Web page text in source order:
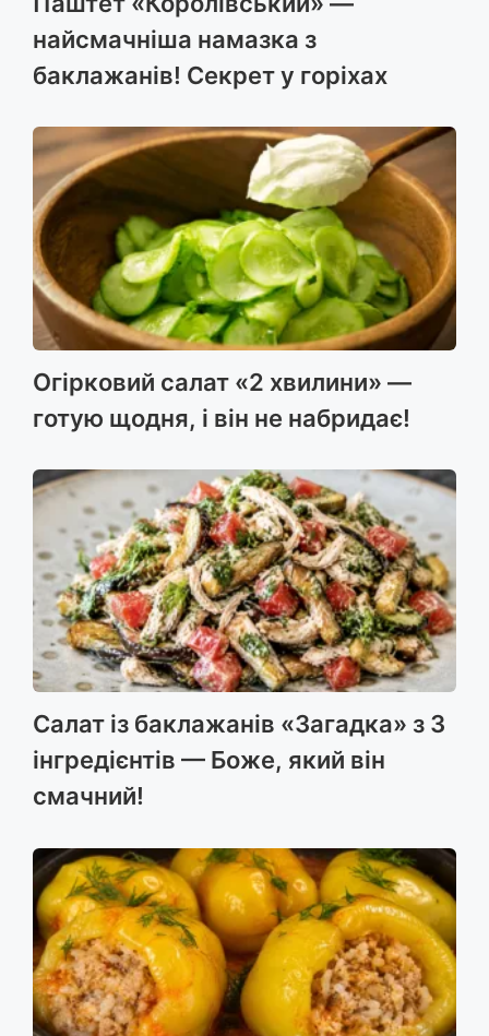
найсмачніша намазка з
баклажанів! Секрет у горіхах
Огірковий салат «2 хвилини» —
готую щодня, і він не набридає!
Салат із баклажанів «Загадка» з 3
інгредієнтів — Боже, який він
смачний!